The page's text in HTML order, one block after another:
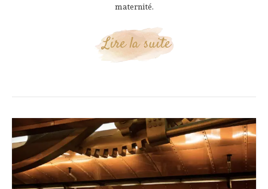
maternité.
Lire la suite